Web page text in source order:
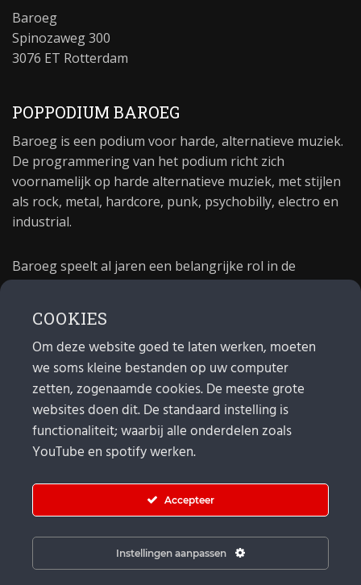
Baroeg
Spinozaweg 300
3076 ET Rotterdam
POPPODIUM BAROEG
Baroeg is een podium voor harde, alternatieve muziek.
De programmering van het podium richt zich
voornamelijk op harde alternatieve muziek, met stijlen
als rock, metal, hardcore, punk, psychobilly, electro en
industrial.
Baroeg speelt al jaren een belangrijke rol in de
poppodium 40 jaar.
MAIL
Algemeen: info@baroeg.nl
Bands & boeking: leon@baroeg.nl
Promotie & publiciteit: francis@baroeg.nl
COOKIES
Om deze website goed te laten werken, moeten
we soms kleine bestanden op uw computer
zetten, zogenaamde cookies. De meeste grote
websites doen dit. De standaard instelling is
functionaliteit; waarbij alle onderdelen zoals
YouTube en spotify werken.
Accepteer
Instellingen aanpassen